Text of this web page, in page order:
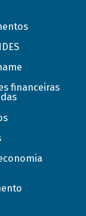
financeiras